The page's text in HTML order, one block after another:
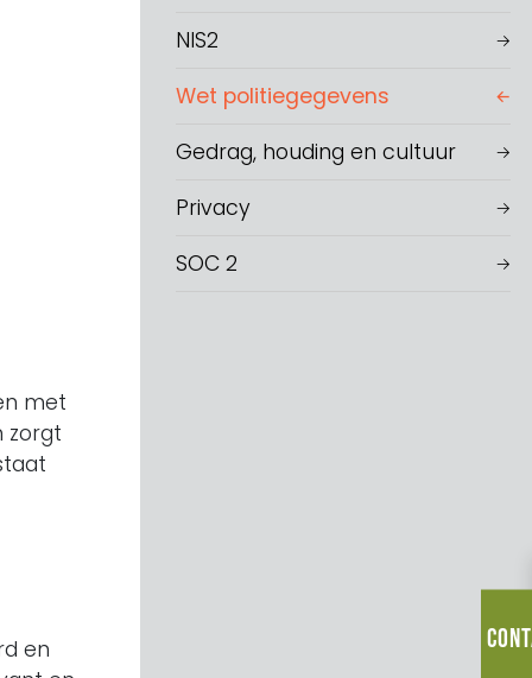
met
zorgt
en
NIS2
Wet politiegegevens
Gedrag, houding en cultuur
Privacy
SOC 2